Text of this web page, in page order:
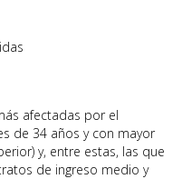
afectadas por el
de 34 años y con mayor
y, entre estas, las que
de ingreso medio y